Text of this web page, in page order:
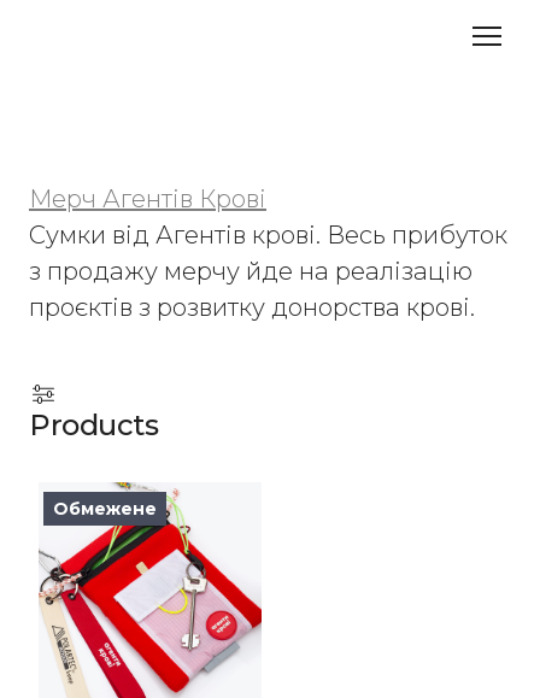
Мерч Агентів Крові
Сумки від Агентів крові. Весь прибуток
з продажу мерчу йде на реалізацію
проєктів з розвитку донорства крові.
Products
Обмежене